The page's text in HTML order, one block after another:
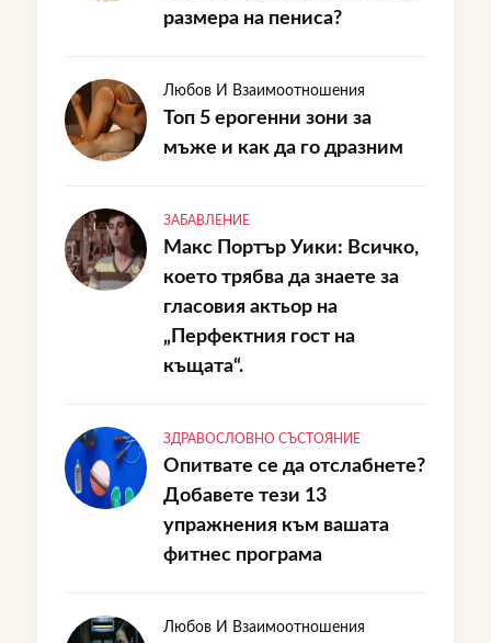
размера на пениса?
Любов И Взаимоотношения
Топ 5 ерогенни зони за
мъже и как да го дразним
ЗАБАВЛЕНИЕ
Макс Портър Уики: Всичко,
което трябва да знаете за
гласовия актьор на
„Перфектния гост на
къщата“.
ЗДРАВОСЛОВНО СЪСТОЯНИЕ
Опитвате се да отслабнете?
Добавете тези 13
упражнения към вашата
фитнес програма
Любов И Взаимоотношения